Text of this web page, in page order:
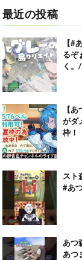
最近の投稿
【#
るぞ
く。
【
がダ
枠！
スト
#あ
あつ
あつ